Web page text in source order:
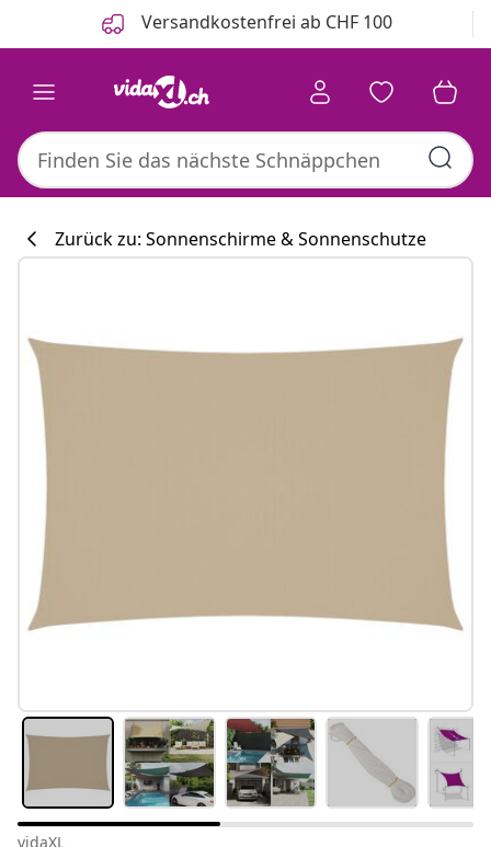
Versandkostenfrei ab CHF 100
Zurück zu: Sonnenschirme & Sonnenschutze
vidaXL